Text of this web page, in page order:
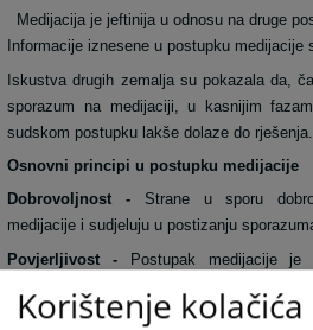
Medijacija je jeftinija u odnosu na druge
Informacije iznesene u postupku medijacije
Iskustva drugih zemalja su pokazala da,
sporazum na medijaciji, u kasnijim
sudskom postupku lakše dolaze do rješenja.
Osnovni principi u postupku medijacije
Dobrovoljnost - Strane u sporu
medijacije i sudjeluju u postizanju
Povjerljivost -
Postupak medijacije je
stranaka koristiti kao dokaz u bilo kojem
Korištenje kolačića